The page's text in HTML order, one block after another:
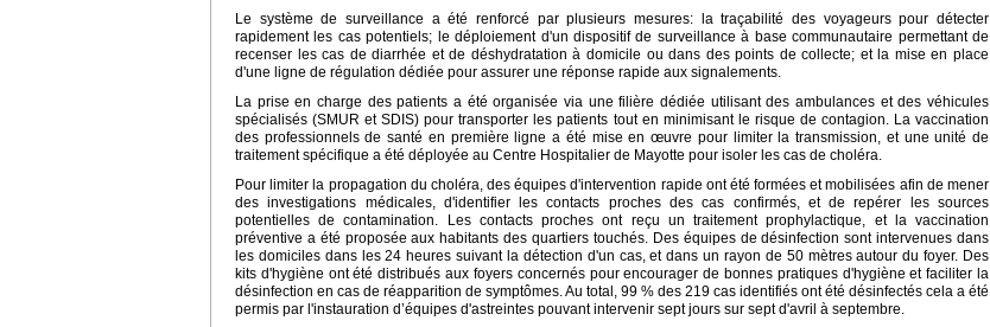
Le système de surveillance a été renforcé par plusieurs mesures: la traçabilité des voyageurs pour détecter
rapidement les cas potentiels; le déploiement d'un dispositif de surveillance à base communautaire permettant de
recenser les cas de diarrhée et de déshydratation à domicile ou dans des points de collecte; et la mise en place
d'une ligne de régulation dédiée pour assurer une réponse rapide aux signalements.
La prise en charge des patients a été organisée via une filière dédiée utilisant des ambulances et des véhicules
spécialisés (SMUR et SDIS) pour transporter les patients tout en minimisant le risque de contagion. La vaccination
des professionnels de santé en première ligne a été mise en œuvre pour limiter la transmission, et une unité de
traitement spécifique a été déployée au Centre Hospitalier de Mayotte pour isoler les cas de choléra.
Pour limiter la propagation du choléra, des équipes d'intervention rapide ont été formées et mobilisées afin de mener
des investigations médicales, d'identifier les contacts proches des cas confirmés, et de repérer les sources
potentielles de contamination. Les contacts proches ont reçu un traitement prophylactique, et la vaccination
préventive a été proposée aux habitants des quartiers touchés. Des équipes de désinfection sont intervenues dans
les domiciles dans les 24 heures suivant la détection d'un cas, et dans un rayon de 50 mètres autour du foyer. Des
kits d'hygiène ont été distribués aux foyers concernés pour encourager de bonnes pratiques d'hygiène et faciliter la
désinfection en cas de réapparition de symptômes. Au total, 99 % des 219 cas identifiés ont été désinfectés cela a été
permis par l'instauration d’équipes d'astreintes pouvant intervenir sept jours sur sept d'avril à septembre.